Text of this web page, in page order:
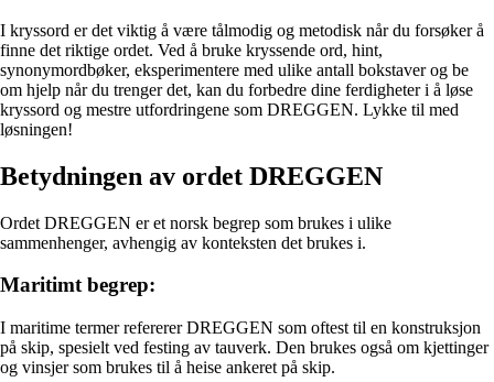
I kryssord er det viktig å være tålmodig og metodisk når du forsøker å
finne det riktige ordet. Ved å bruke kryssende ord, hint,
synonymordbøker, eksperimentere med ulike antall bokstaver og be
om hjelp når du trenger det, kan du forbedre dine ferdigheter i å løse
kryssord og mestre utfordringene som DREGGEN. Lykke til med
løsningen!
Betydningen av ordet DREGGEN
Ordet DREGGEN er et norsk begrep som brukes i ulike
sammenhenger, avhengig av konteksten det brukes i.
Maritimt begrep:
I maritime termer refererer DREGGEN som oftest til en konstruksjon
på skip, spesielt ved festing av tauverk. Den brukes også om kjettinger
og vinsjer som brukes til å heise ankeret på skip.